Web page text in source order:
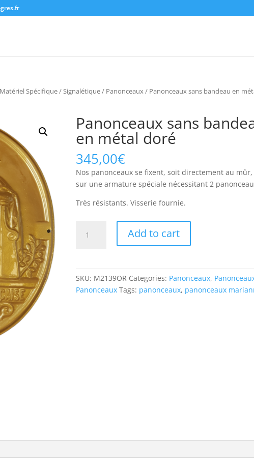
Matériel Spécifique / Signalétique/ Panonceaux/ Panonceaux sans bandeau en
Panonceaux sans
en métal doré
345,00€
Nos panonceaux se fixent, soit directement au
sur une armature spéciale nécessitant 2
Très résistants. Visserie fournie.
sans
Add to cart
SKU: M2139OR Categories: Panonceaux,
Panonceaux Tags: panonceaux, panonceaux